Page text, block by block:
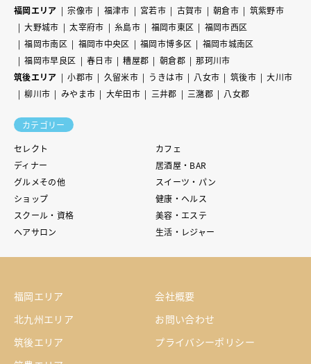
福岡エリア
宗像市 福津市 宮若市 古賀市 朝倉市
筑紫野市
大野城市
太宰府市 糸島市 福岡市東区
福岡市西区
福岡市南区
福岡市中央区 福岡市博多区
福岡市城南区
福岡市早良区
春日市 糟屋郡 朝倉郡
那珂川市
筑後エリア
小郡市 久留米市 うきは市 八女市 筑後市
大川市
柳川市
みやま市 大牟田市 三井郡 三潴郡 八女郡
カテゴリー
セレクト
カフェ
ディナー
居酒屋・BAR
グルメその他
スイーツ・パン
ショップ
健康・ヘルス
スクール・資格
美容・エステ
ヘアサロン
生活・レジャー
福岡エリア
北九州エリア
筑後エリア
会社概要
お問い合わせ
プライバシーポリシー